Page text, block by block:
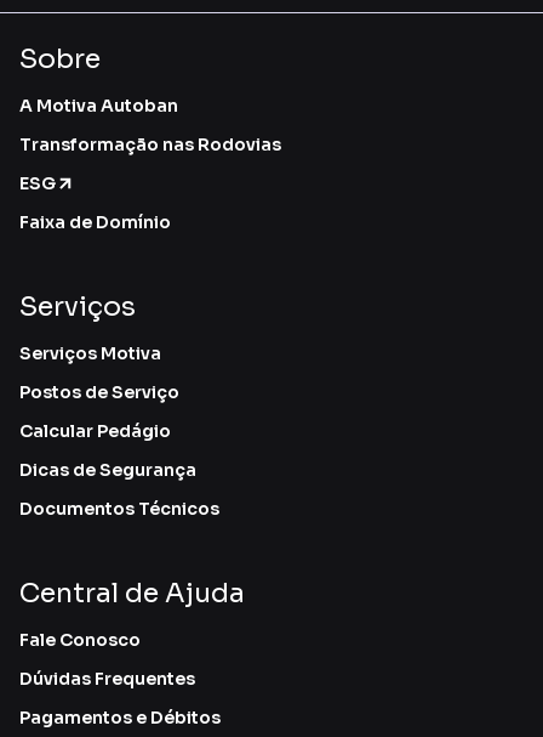
Sobre
A Motiva Autoban
Transformação nas Rodovias
ESG
Faixa de Domínio
Serviços
Serviços Motiva
Postos de Serviço
Calcular Pedágio
Dicas de Segurança
Documentos Técnicos
Central de Ajuda
Fale Conosco
Dúvidas Frequentes
Pagamentos e Débitos